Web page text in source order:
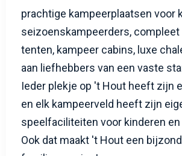
prachtige kampeerplaatsen voor
seizoenskampeerders,
tenten, kampeer cabins, luxe
aan liefhebbers van een vaste
Ieder plekje op 't Hout heeft zijn
en elk kampeerveld heeft zijn
speelfaciliteiten voor kinderen
Ook dat maakt 't Hout een